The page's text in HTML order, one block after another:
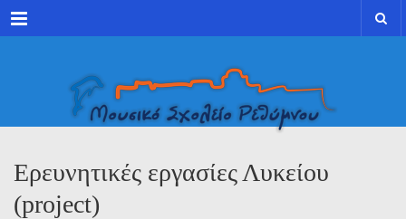
Menu
Ερευνητικές εργασίες Λυκείου
(project)